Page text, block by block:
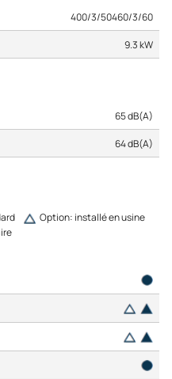
400/3/50460/3/60
9.3 kW
65 dB(A)
64 dB(A)
Option: installé en usine